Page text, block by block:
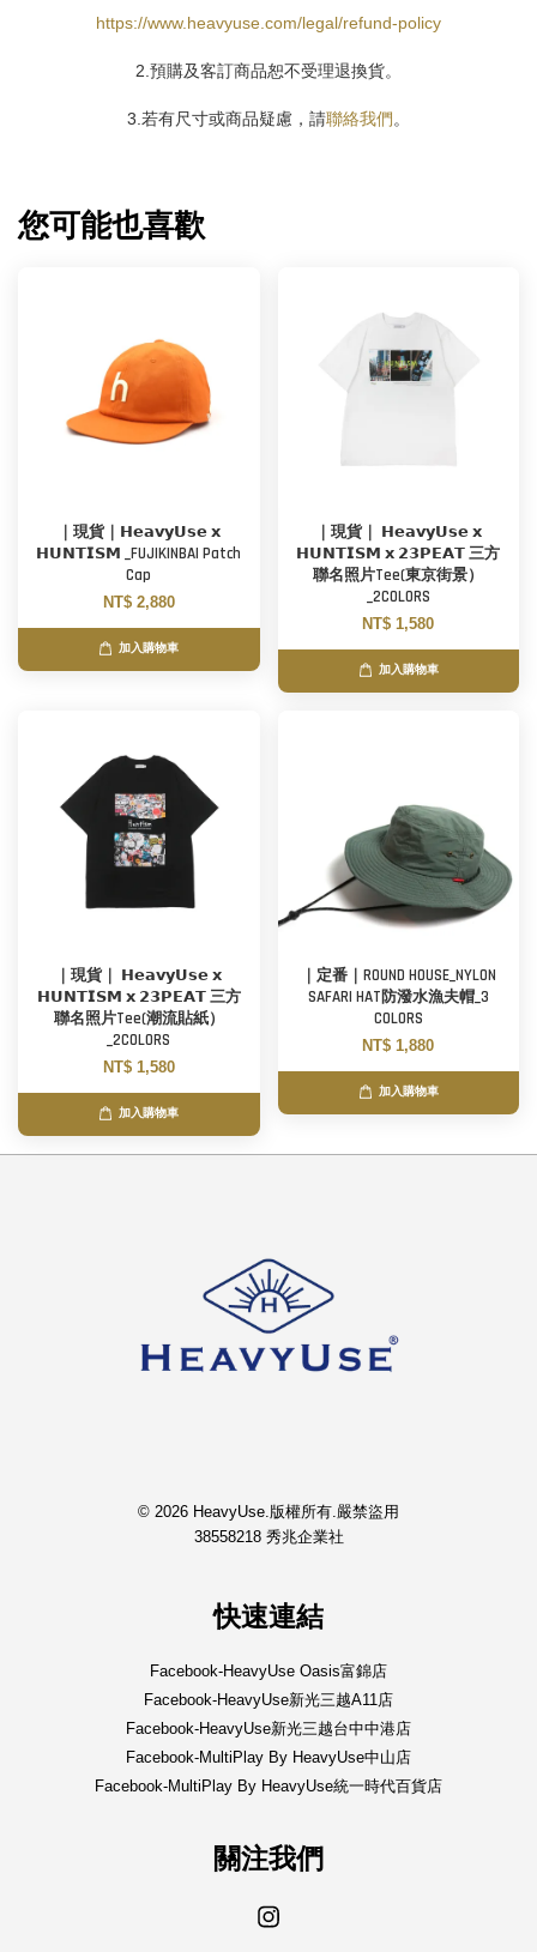
https://www.heavyuse.com/legal/refund-policy
2.預購及客訂商品恕不受理退換貨。
3.若有尺寸或商品疑慮，請聯絡我們。
您可能也喜歡
｜現貨｜𝗛𝗲𝗮𝘃𝘆𝗨𝘀𝗲 𝘅
𝗛𝗨𝗡𝗧𝗜𝗦𝗠 _FUJIKINBAI Patch
Cap
NT$ 2,880
加入購物車
｜現貨｜ 𝗛𝗲𝗮𝘃𝘆𝗨𝘀𝗲 𝘅
𝗛𝗨𝗡𝗧𝗜𝗦𝗠 𝘅 𝟮𝟯𝗣𝗘𝗔𝗧 三方
聯名照片Tee(東京街景）
_2COLORS
NT$ 1,580
加入購物車
｜現貨｜ 𝗛𝗲𝗮𝘃𝘆𝗨𝘀𝗲 𝘅
𝗛𝗨𝗡𝗧𝗜𝗦𝗠 𝘅 𝟮𝟯𝗣𝗘𝗔𝗧 三方
聯名照片Tee(潮流貼紙）
_2COLORS
NT$ 1,580
加入購物車
｜定番｜ROUND HOUSE_NYLON
SAFARI HAT防潑水漁夫帽_3
COLORS
NT$ 1,880
加入購物車
© 2026 HeavyUse.版權所有.嚴禁盜用
38558218 秀兆企業社
快速連結
Facebook-HeavyUse Oasis富錦店
Facebook-HeavyUse新光三越A11店
Facebook-HeavyUse新光三越台中中港店
Facebook-MultiPlay By HeavyUse中山店
Facebook-MultiPlay By HeavyUse統一時代百貨店
關注我們